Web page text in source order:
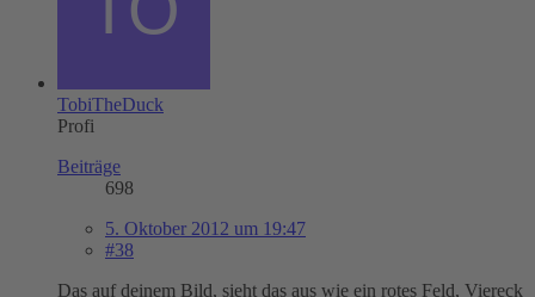
TobiTheDuck
Profi
Beiträge
698
5. Oktober 2012 um 19:47
#38
Das auf deinem Bild, sieht das aus wie ein rotes Feld, Viereck